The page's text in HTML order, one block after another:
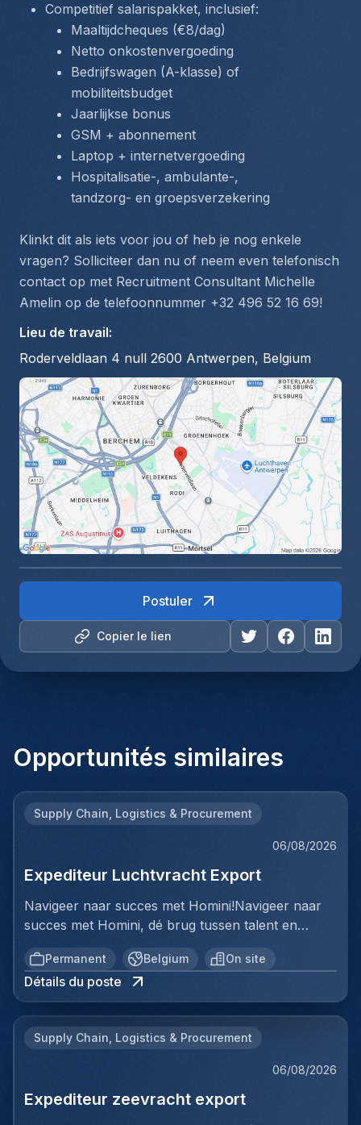
Competitief salarispakket, inclusief:
Maaltijdcheques (€8/dag)
Netto onkostenvergoeding
Bedrijfswagen (A-klasse) of
mobiliteitsbudget
Jaarlijkse bonus
GSM + abonnement
Laptop + internetvergoeding
Hospitalisatie-, ambulante-,
tandzorg- en groepsverzekering
Klinkt dit als iets voor jou of heb je nog enkele
vragen? Solliciteer dan nu of neem even telefonisch
contact op met Recruitment Consultant Michelle
Amelin op de telefoonnummer +32 496 52 16 69!
Lieu de travail:
Roderveldlaan 4 null 2600 Antwerpen, Belgium
Copier le lien
Postuler
Opportunités similaires
Supply Chain, Logistics & Procurement
06/08/2026
Expediteur Luchtvracht Export
Navigeer naar succes met Homini!Navigeer naar
succes met Homini, dé brug tussen talent en
uitmuntende opportuniteiten binnen de
arbeidsmarkt. Als voorloper in wervingsdiensten,
matchen we toptalent met topbedrijven in diverse
sectoren. Met onze expertise en toewijding streven
plaatsingen. Bij Homini staat elk individu centraal;
ons team Logistiek & Distributie zoeken we een
Expediteur Luchtvracht Export voor een
Permanent Belgium On site
Détails du poste
Supply Chain, Logistics & Procurement
06/08/2026
Expediteur zeevracht export